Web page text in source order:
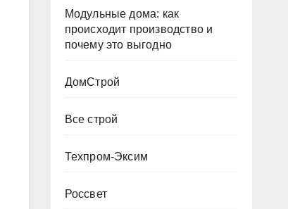
Модульные дома: как
происходит производство и
почему это выгодно
ДомСтрой
Все строй
Техпром-Эксим
Россвет